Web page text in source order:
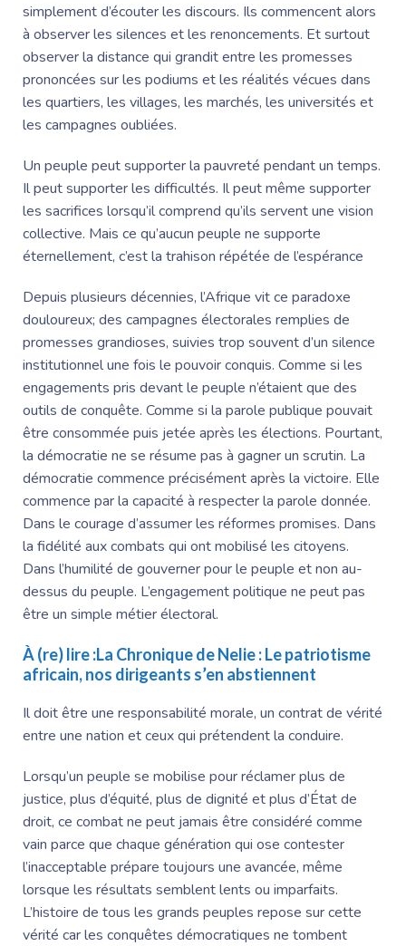
simplement d’écouter les discours. Ils commencent alors
à observer les silences et les renoncements. Et surtout
observer la distance qui grandit entre les promesses
prononcées sur les podiums et les réalités vécues dans
les quartiers, les villages, les marchés, les universités et
les campagnes oubliées.
Un peuple peut supporter la pauvreté pendant un temps.
Il peut supporter les difficultés. Il peut même supporter
les sacrifices lorsqu’il comprend qu’ils servent une vision
collective. Mais ce qu’aucun peuple ne supporte
éternellement, c’est la trahison répétée de l’espérance
Depuis plusieurs décennies, l’Afrique vit ce paradoxe
douloureux; des campagnes électorales remplies de
promesses grandioses, suivies trop souvent d’un silence
institutionnel une fois le pouvoir conquis. Comme si les
engagements pris devant le peuple n’étaient que des
outils de conquête. Comme si la parole publique pouvait
être consommée puis jetée après les élections. Pourtant,
la démocratie ne se résume pas à gagner un scrutin. La
démocratie commence précisément après la victoire. Elle
commence par la capacité à respecter la parole donnée.
Dans le courage d’assumer les réformes promises. Dans
la fidélité aux combats qui ont mobilisé les citoyens.
Dans l’humilité de gouverner pour le peuple et non au-
dessus du peuple. L’engagement politique ne peut pas
être un simple métier électoral.
À (re) lire :La Chronique de Nelie : Le patriotisme
africain, nos dirigeants s’en abstiennent
Il doit être une responsabilité morale, un contrat de vérité
entre une nation et ceux qui prétendent la conduire.
Lorsqu’un peuple se mobilise pour réclamer plus de
justice, plus d’équité, plus de dignité et plus d’État de
droit, ce combat ne peut jamais être considéré comme
vain parce que chaque génération qui ose contester
l’inacceptable prépare toujours une avancée, même
lorsque les résultats semblent lents ou imparfaits.
L’histoire de tous les grands peuples repose sur cette
vérité car les conquêtes démocratiques ne tombent